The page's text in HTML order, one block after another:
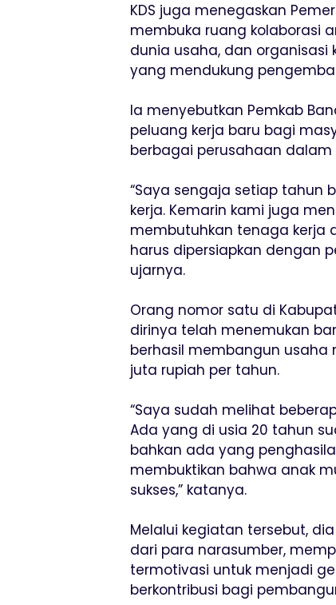
KDS juga menegaskan
membuka ruang kolaborasi
dunia usaha, dan
yang mendukung
Ia menyebutkan Pemkab
peluang kerja baru bagi
berbagai perusahaan dalam
“Saya sengaja setiap tahun
kerja. Kemarin kami juga
membutuhkan tenaga kerja
harus dipersiapkan dengan
ujarnya.
Orang nomor satu di
dirinya telah menemukan
berhasil membangun
juta rupiah per tahun.
“Saya sudah melihat
Ada yang di usia 20 tahun
bahkan ada yang
membuktikan bahwa anak
sukses,” katanya.
Melalui kegiatan tersebut,
dari para narasumber,
termotivasi untuk menjadi
berkontribusi bagi